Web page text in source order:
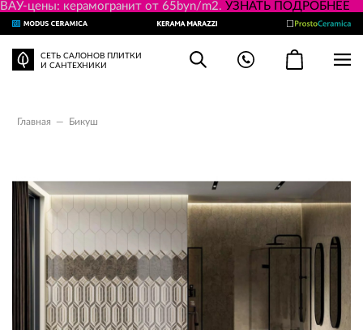
ВАУ-цены: керамогранит от 65byn/m2. УЗНАТЬ ПОДРОБНЕЕ
СЕТЬ САЛОНОВ ПЛИТКИ
И САНТЕХНИКИ
Главная — Бикуш